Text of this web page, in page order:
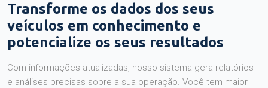
Transforme os dados dos seus
veículos em conhecimento e
potencialize os seus resultados
Com informações atualizadas, nosso sistema gera relatórios
e análises precisas sobre a sua operação. Você tem maior